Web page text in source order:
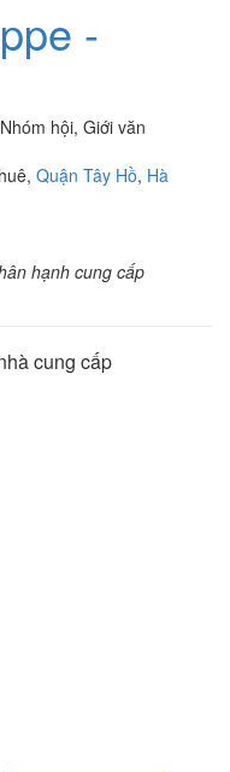
-
Nhóm hội, Giới văn
Quận Tây Hồ, Hà
hạnh cung cấp
cung cấp